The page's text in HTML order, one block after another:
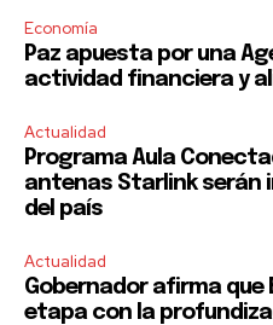
Economía
Paz apuesta por una
actividad financiera y
Actualidad
Programa Aula
antenas Starlink serán
del país
Actualidad
Gobernador afirma que
etapa con la